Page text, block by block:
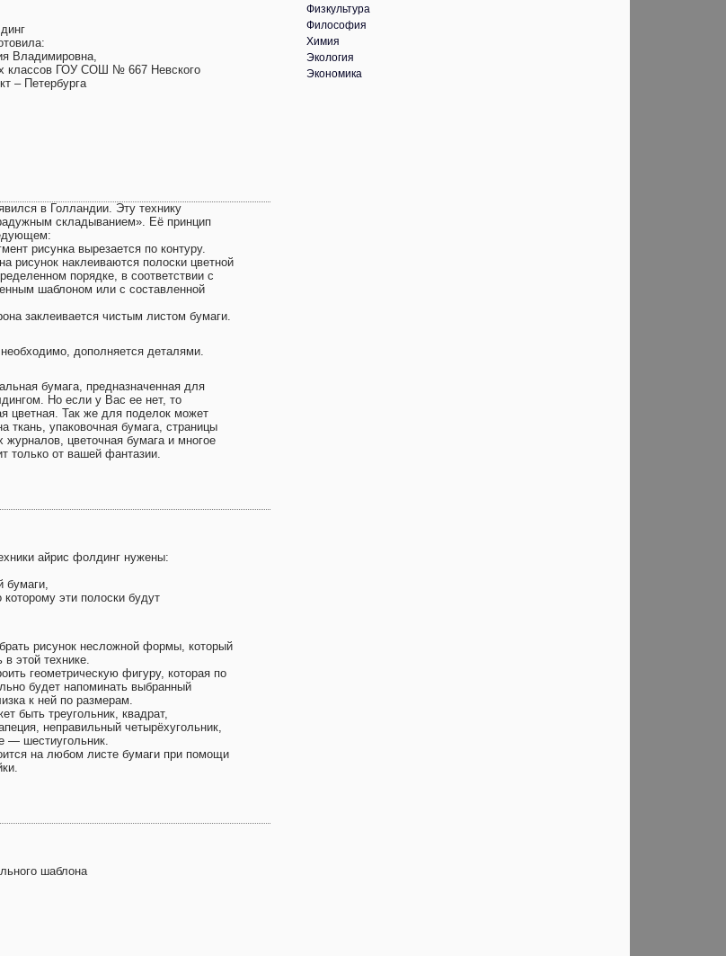
Владимировна,
классов ГОУ СОШ № 667 Невского
– Петербурга
в Голландии. Эту технику
складыванием». Её принцип
рисунка вырезается по контуру.
рисунок наклеиваются полоски цветной
порядке, в соответствии с
шаблоном или с составленной
заклеивается чистым листом бумаги.
дополняется деталями.
бумага, предназначенная для
Но если у Вас ее нет, то
цветная. Так же для поделок может
ткань, упаковочная бумага, страницы
журналов, цветочная бумага и многое
только от вашей фантазии.
айрис фолдинг нужены:
бумаги,
эти полоски будут
рисунок несложной формы, который
в этой технике.
геометрическую фигуру, которая по
будет напоминать выбранный
к ней по размерам.
быть треугольник, квадрат,
неправильный четырёхугольник,
— шестиугольник.
на любом листе бумаги при помощи
шаблона
Физкультура
Философия
Химия
Экология
Экономика